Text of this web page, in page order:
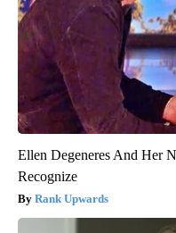
Ellen Degeneres And Her
Recognize
Rank Upwards